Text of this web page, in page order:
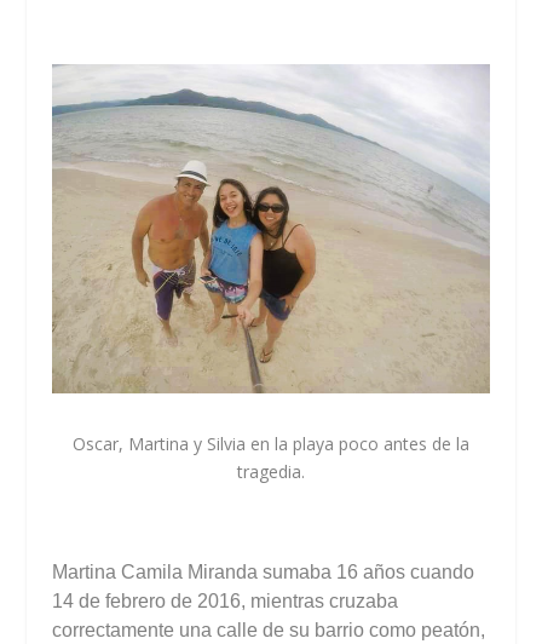
Oscar, Martina y Silvia en la playa poco antes de la
tragedia.
Martina Camila Miranda sumaba 16 años cuando
14 de febrero de 2016, mientras cruzaba
correctamente una calle de su barrio como peatón,